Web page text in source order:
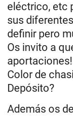
eléctrico, etc
sus
definir pero
Os invito a
aportaciones!
Color de
Depósito?
Además os